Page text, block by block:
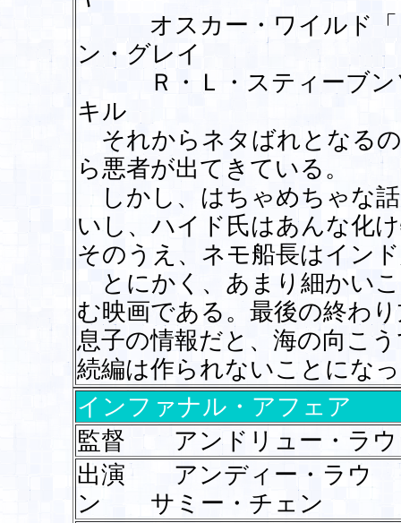
オスカー・ワイルド「ド
ン・グレイ
Ｒ・Ｌ・スティーブンソ
キル
それからネタばれとなる
ら悪者が出てきている。
しかし、はちゃめちゃな
いし、ハイド氏はあんな化
そのうえ、ネモ船長はイン
とにかく、あまり細かい
む映画である。最後の終わ
息子の情報だと、海の向こ
続編は作られないことにな
インファナル・アフェア
監督 アンドリュー・ラ
出演 アンディー・ラウ
ン サミー・チェン